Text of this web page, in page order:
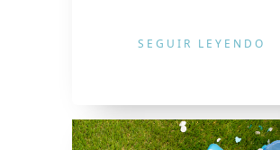
SEGUIR LEYENDO